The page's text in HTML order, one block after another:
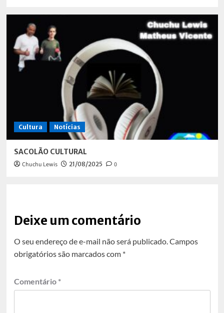
Cultura Notícias
SACOLÃO CULTURAL
Chuchu Lewis 21/08/2025 0
Deixe um comentário
O seu endereço de e-mail não será publicado.Campos
obrigatórios são marcados com *
Comentário *